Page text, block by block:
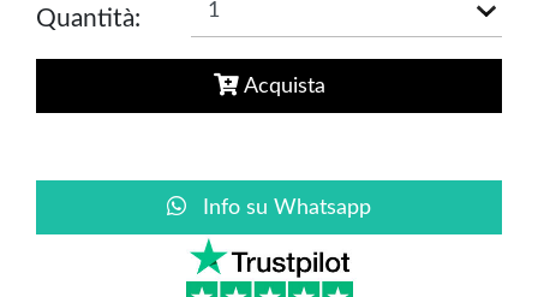
Quantità:
Acquista
Info su Whatsapp